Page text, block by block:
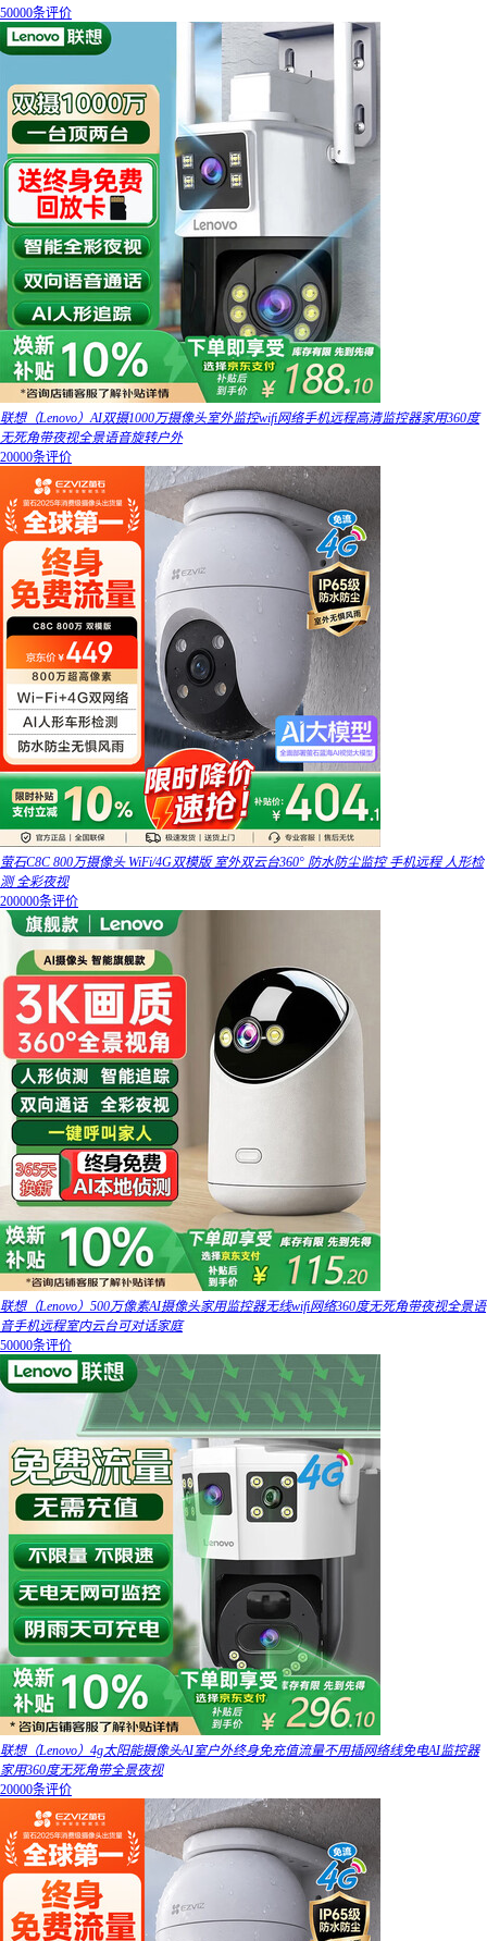
50000条评价
联想（Lenovo）AI双摄1000万摄像头室外监控wifi网络手机远程高清监控器家用360度
无死角带夜视全景语音旋转户外
20000条评价
萤石C8C 800万摄像头 WiFi/4G双模版 室外双云台360° 防水防尘监控 手机远程 人形检
测 全彩夜视
200000条评价
联想（Lenovo）500万像素AI摄像头家用监控器无线wifi网络360度无死角带夜视全景语
音手机远程室内云台可对话家庭
50000条评价
联想（Lenovo）4g太阳能摄像头AI室户外终身免充值流量不用插网络线免电AI监控器
家用360度无死角带全景夜视
20000条评价